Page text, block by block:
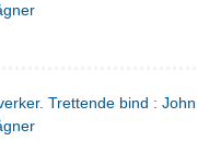
Trettende bind :